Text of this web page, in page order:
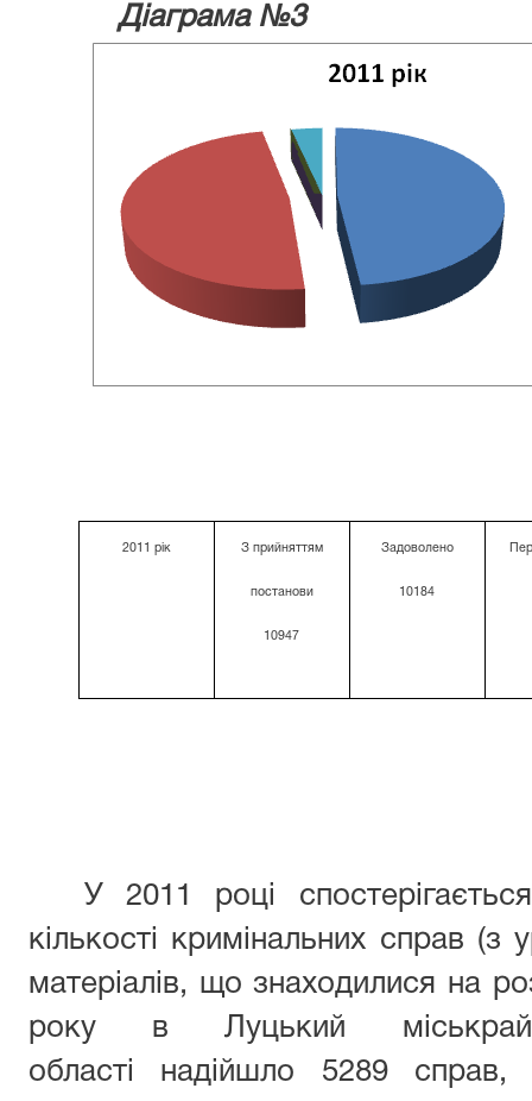
Діаграма №3
2011 рік З прийняттям
постанови
10947
Задоволено
10184
У 2011 році
кількості кримінальних справ
матеріалів, що знаходилися на
року в Луцький
області надійшло 5289